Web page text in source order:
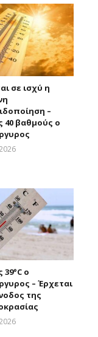
σε ισχύ η
–
40 βαθμούς ο
39°C ο
– Έρχεται
της